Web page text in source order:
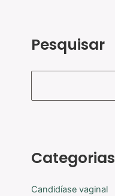
Pesquisar
Categorias
Candidíase vaginal